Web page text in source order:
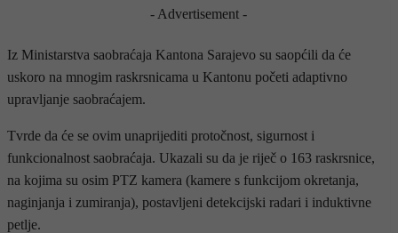
- Advertisement -
Iz Ministarstva saobraćaja Kantona Sarajevo su saopćili da će
uskoro na mnogim raskrsnicama u Kantonu početi adaptivno
upravljanje saobraćajem.
Tvrde da će se ovim unaprijediti protočnost, sigurnost i
funkcionalnost saobraćaja. Ukazali su da je riječ o 163 raskrsnice,
na kojima su osim PTZ kamera (kamere s funkcijom okretanja,
naginjanja i zumiranja), postavljeni detekcijski radari i induktivne
petlje.